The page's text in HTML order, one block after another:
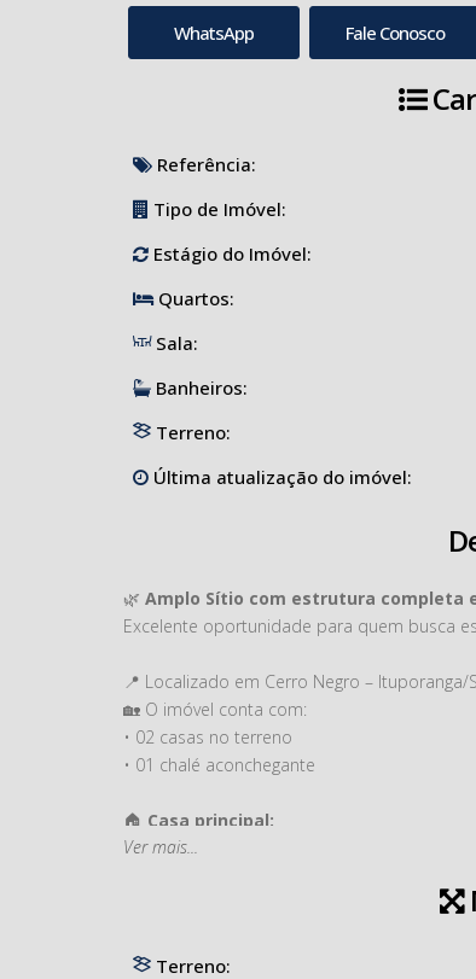
WhatsApp Fale Conosco
Referência:
Tipo de Imóvel:
Estágio do Imóvel:
Quartos:
Sala:
Banheiros:
Terreno:
Última atualização do imóvel:
🌿 Amplo Sítio com estrutura completa
Excelente oportunidade para quem busca
📍 Localizado em Cerro Negro – Ituporanga/
🏡 O imóvel conta com:
• 02 casas no terreno
• 01 chalé aconchegante
🏠 Casa principal:
• 01 suíte master com closet e banheira 🛁
• Piscina externa para momentos de lazer ☀️
Ver mais...
Terreno: